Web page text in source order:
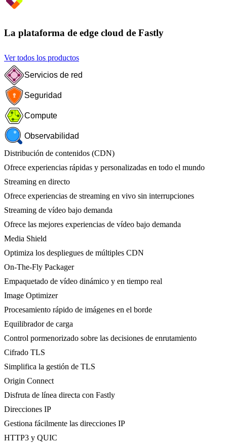
La plataforma de edge cloud de Fastly
Ver todos los productos
Servicios de red
Seguridad
Compute
Observabilidad
Distribución de contenidos (CDN)
Ofrece experiencias rápidas y personalizadas en todo el mundo
Streaming en directo
Ofrece experiencias de streaming en vivo sin interrupciones
Streaming de vídeo bajo demanda
Ofrece las mejores experiencias de vídeo bajo demanda
Media Shield
Optimiza los despliegues de múltiples CDN
On-The-Fly Packager
Empaquetado de vídeo dinámico y en tiempo real
Image Optimizer
Procesamiento rápido de imágenes en el borde
Equilibrador de carga
Control pormenorizado sobre las decisiones de enrutamiento
Cifrado TLS
Simplifica la gestión de TLS
Origin Connect
Disfruta de línea directa con Fastly
Direcciones IP
Gestiona fácilmente las direcciones IP
HTTP3 y QUIC